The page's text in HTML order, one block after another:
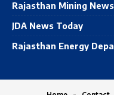
Rajasthan Mining News
JDA News Today
Rajasthan Energy